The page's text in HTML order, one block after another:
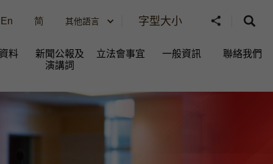
En 简 其他語言 字型大小
料
新聞公報及
演講詞
立法會事宜 一般資訊​ 聯絡我們